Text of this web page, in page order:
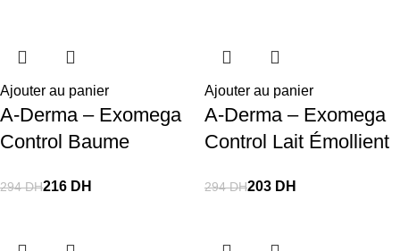
Ajouter au panier
A-Derma – Exomega
Control Baume
294DH216 DH
Ajouter au panier
A-Derma – Exomega
Control Lait Émollient
294DH203 DH